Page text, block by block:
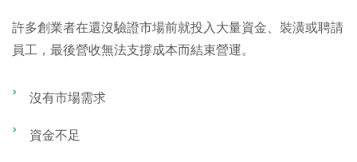
許多創業者在還沒驗證市場前就投入大量資金、裝潢或聘請
員工，最後營收無法支撐成本而結束營運。
沒有市場需求
資金不足